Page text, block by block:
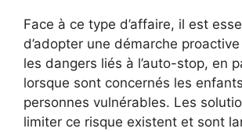
Face à ce type d’affaire, il est
d’adopter une démarche
les dangers liés à l’auto-stop, en
lorsque sont concernés les
personnes vulnérables. Les
limiter ce risque existent et sont